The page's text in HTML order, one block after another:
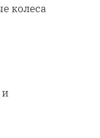
колеса
и